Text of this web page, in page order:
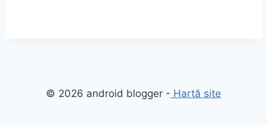
© 2026 android blogger - Hartă site